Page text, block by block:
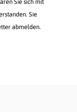
Sie sich mit
Sie
abmelden.